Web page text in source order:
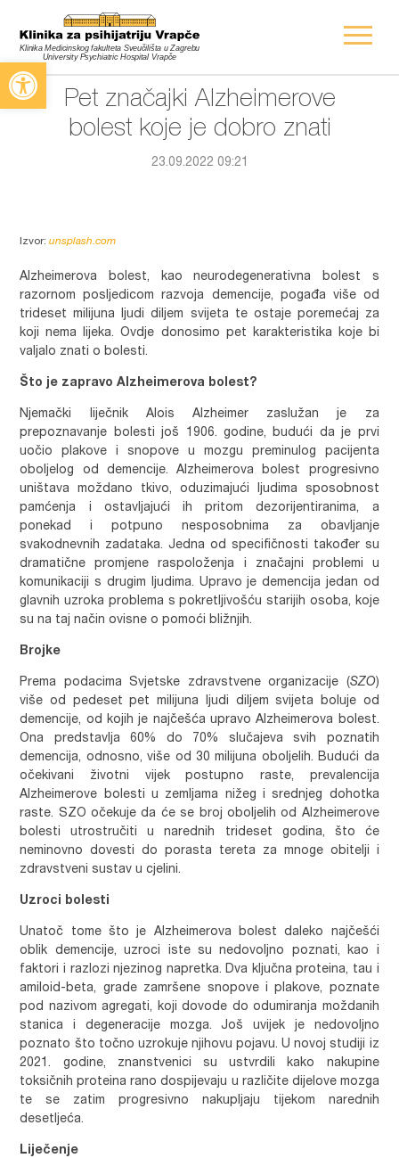
Open toolbar
Pet značajki Alzheimerove
bolest koje je dobro znati
23.09.2022 09:21
Izvor:unsplash.com
Alzheimerova bolest, kao neurodegenerativna bolest s
razornom posljedicom razvoja demencije, pogađa više od
trideset milijuna ljudi diljem svijeta te ostaje poremećaj za
koji nema lijeka. Ovdje donosimo pet karakteristika koje bi
valjalo znati o bolesti.
Što je zapravo Alzheimerova bolest?
Njemački liječnik Alois Alzheimer zaslužan je za
prepoznavanje bolesti još 1906. godine, budući da je prvi
uočio plakove i snopove u mozgu preminulog pacijenta
oboljelog od demencije. Alzheimerova bolest progresivno
uništava moždano tkivo, oduzimajući ljudima sposobnost
pamćenja i ostavljajući ih pritom dezorijentiranima, a
ponekad i potpuno nesposobnima za obavljanje
svakodnevnih zadataka. Jedna od specifičnosti također su
dramatične promjene raspoloženja i značajni problemi u
komunikaciji s drugim ljudima. Upravo je demencija jedan od
glavnih uzroka problema s pokretljivošću starijih osoba, koje
su na taj način ovisne o pomoći bližnjih.
Brojke
Prema podacima Svjetske zdravstvene organizacije (SZO)
više od pedeset pet milijuna ljudi diljem svijeta boluje od
demencije, od kojih je najčešća upravo Alzheimerova bolest.
Ona predstavlja 60% do 70% slučajeva svih poznatih
demencija, odnosno, više od 30 milijuna oboljelih. Budući da
očekivani životni vijek postupno raste, prevalencija
Alzheimerove bolesti u zemljama nižeg i srednjeg dohotka
raste. SZO očekuje da će se broj oboljelih od Alzheimerove
bolesti utrostručiti u narednih trideset godina, što će
neminovno dovesti do porasta tereta za mnoge obitelji i
zdravstveni sustav u cjelini.
Uzroci bolesti
Unatoč tome što je Alzheimerova bolest daleko najčešći
oblik demencije, uzroci iste su nedovoljno poznati, kao i
faktori i razlozi njezinog napretka. Dva ključna proteina, tau i
amiloid-beta, grade zamršene snopove i plakove, poznate
pod nazivom agregati, koji dovode do odumiranja moždanih
stanica i degeneracije mozga. Još uvijek je nedovoljno
poznato što točno uzrokuje njihovu pojavu. U novoj studiji iz
2021. godine, znanstvenici su ustvrdili kako nakupine
toksičnih proteina rano dospijevaju u različite dijelove mozga
te se zatim progresivno nakupljaju tijekom narednih
desetljeća.
Liječenje